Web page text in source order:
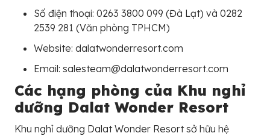
Số điện thoại: 0263 3800 099 (Đà Lạt) và 0282
2539 281 (Văn phòng TPHCM)
Website: dalatwonderresort.com
Email: salesteam@dalatwonderresort.com
Các hạng phòng của Khu nghỉ
dưỡng Dalat Wonder Resort
Khu nghỉ dưỡng Dalat Wonder Resort sở hữu hệ